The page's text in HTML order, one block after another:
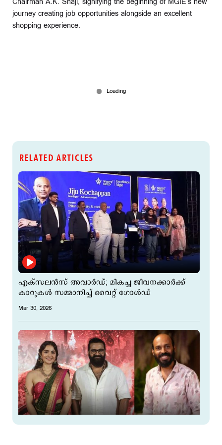
journey creating job opportunities alongside an excellent
shopping experience.
RELATED ARTICLES
എക്സലൻസ് അവാർഡ്; മികച്ച ജീവനക്കാർക്ക്
കാറുകൾ സമ്മാനിച്ച് വൈറ്റ് ഗോൾഡ്
Mar 30, 2026